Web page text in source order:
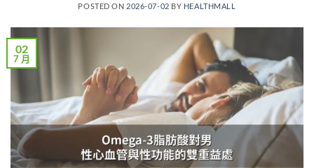
POSTED ON 2026-07-02 BY HEALTHMALL
02
7 月